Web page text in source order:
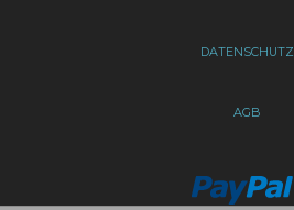
DATENSCHUTZ
AGB